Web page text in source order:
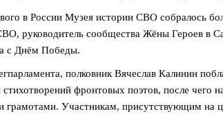
в России Музея истории СВО собралось
руководитель сообщества Жёны Героев в
с Днём Победы.
полковник Вячеслав Калинин
стихотворений фронтовых поэтов, после чего
грамотами. Участникам, присутствующим на